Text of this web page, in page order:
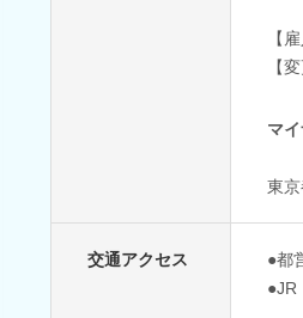
【
【
マ
東
交通アクセス
●都
●JR